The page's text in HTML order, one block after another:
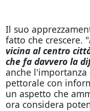
Il suo
fatto che crescere. "
vicina al centro
che fa davvero la
anche
pettorale con
un aspetto che
ora considera